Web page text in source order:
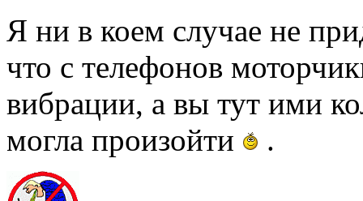
Я ни в коем случае не
что с телефонов
вибрации, а вы тут ими
могла произойти
.